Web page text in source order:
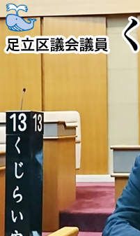
コ
ン
テ
ス
キ
ッ
プ
くじらい実
足立区を全力疾走！！